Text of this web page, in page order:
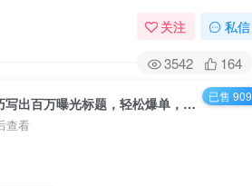
关注 私信
3542 164
闲鱼最强变现玩法：小技巧写出百万曝光标题，轻松爆单，销量倍增
查看
已售 909